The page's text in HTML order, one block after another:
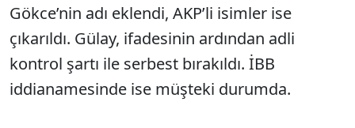
Gökce’nin adı eklendi, AKP’li isimler ise
çıkarıldı. Gülay, ifadesinin ardından adli
kontrol şartı ile serbest bırakıldı. İBB
iddianamesinde ise müşteki durumda.